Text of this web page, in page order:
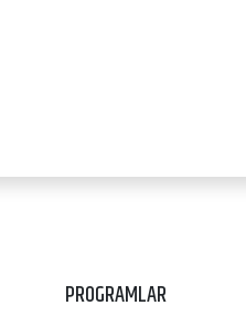
PROGRAMLAR